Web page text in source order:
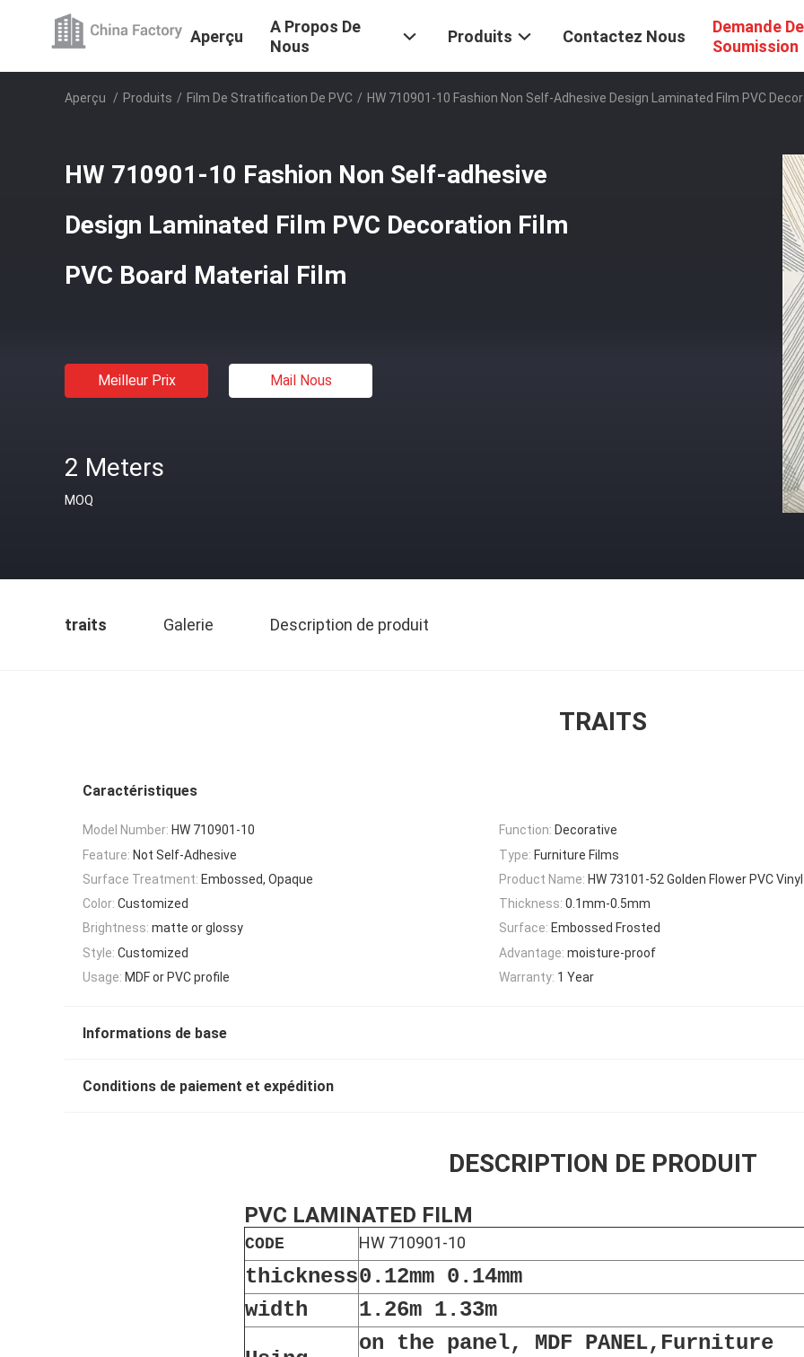
Aperçu
A Propos De
Nous
Produits Contactez Nous
Demande De
Soumission
Aperçu / Produits / Film De Stratification De PVC / HW 710901-10 Fashion Non Self-Adhesive Design Laminated Film PVC
HW 710901-10 Fashion Non Self-adhesive
Design Laminated Film PVC Decoration Film
PVC Board Material Film
Meilleur Prix Mail Nous
2 Meters
MOQ
traits Galerie Description de produit
TRAITS
Caractéristiques
Model Number: HW 710901-10 Function: Decorative
Feature: Not Self-Adhesive Type: Furniture Films
Surface Treatment: Embossed, Opaque Product Name: HW 73101-52 Golden Flower PVC
Color: Customized Thickness: 0.1mm-0.5mm
Brightness: matte or glossy Surface: Embossed Frosted
Style: Customized Advantage: moisture-proof
Usage: MDF or PVC profile Warranty: 1 Year
Informations de base
Conditions de paiement et expédition
DESCRIPTION DE PRODUIT
PVC LAMINATED FILM
CODE HW 710901-10
thickness0.12mm 0.14mm
width
1.26m 1.33m
on the panel, MDF PANEL,Furniture